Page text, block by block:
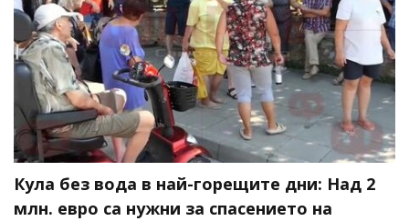
Кула без вода в най-горещите дни: Над 2
млн. евро са нужни за спасението на